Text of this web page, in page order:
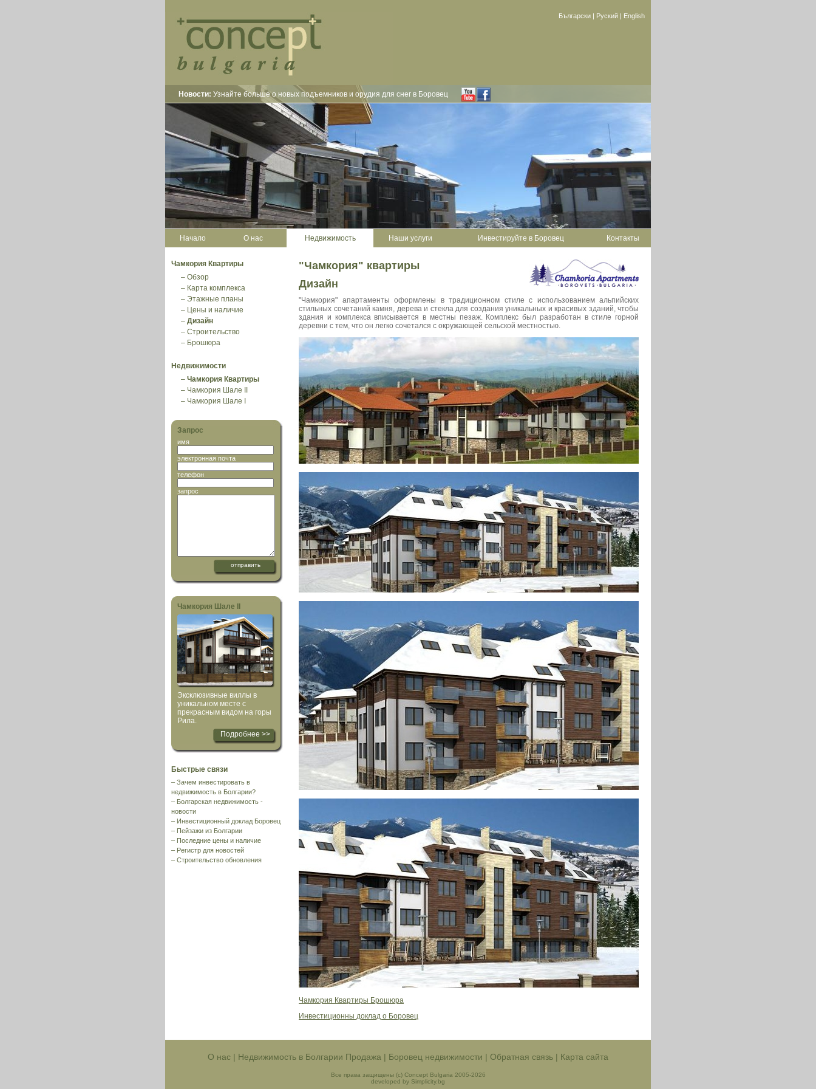
Български | Руский | English
Новости: Узнайте больше о новых подъемников и орудия для снег в Боровец
Начало О нас Недвижимость Наши услуги Инвестируйте в Боровец Контакты
Чамкория Квартиры
– Обзор
– Карта комплекса
– Этажные планы
– Цены и наличие
– Дизайн
– Строительство
– Брошюра
Недвижимости
– Чамкория Квартиры
– Чамкория Шале II
– Чамкория Шале I
Запрос
имя
электронная почта
телефон
запрос
Чамкория Шале II
Эксклюзивные виллы в
уникальном месте с
прекрасным видом на горы
Рила.
Подробнее >>
Быстрые связи
– Зачем инвестировать в
недвижимость в Болгарии?
– Болгарская недвижимость -
новости
– Инвестиционный доклад Боровец
– Пейзажи из Болгарии
– Последние цены и наличие
– Регистр для новостей
– Строительство обновления
"Чамкория" квартиры
Дизайн
"Чамкория" апартаменты оформлены в традиционном стиле с использованием альпийских
стильных сочетаний камня, дерева и стекла для создания уникальных и красивых зданий, чтобы
здания и комплекса вписывается в местны пезаж. Комплекс был разработан в стиле горной
деревни с тем, что он легко сочетался с окружающей сельской местностью.
Чамкория Квартиры Брошюра
Инвестиционны доклад о Боровец
О нас | Недвижимость в Болгарии Продажа | Боровец недвижимости | Обратная связь | Карта сайта
Все права защищены (c) Concept Bulgaria 2005-2026
developed by Simplicity.bg